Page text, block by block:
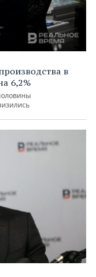
в
6,2%